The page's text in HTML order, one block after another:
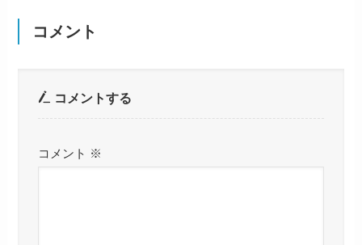
コメント
コメントする
コメント ※